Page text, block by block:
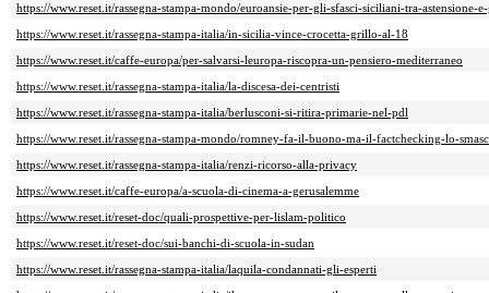
https://www.reset.it/rassegna-stampa-mondo/euroansie-per-gli-sfasci-siciliani-tra-astensione-
https://www.reset.it/rassegna-stampa-italia/in-sicilia-vince-crocetta-grillo-al-18
https://www.reset.it/caffe-europa/per-salvarsi-leuropa-riscopra-un-pensiero-mediterraneo
https://www.reset.it/rassegna-stampa-italia/la-discesa-dei-centristi
https://www.reset.it/rassegna-stampa-italia/berlusconi-si-ritira-primarie-nel-pdl
https://www.reset.it/rassegna-stampa-mondo/romney-fa-il-buono-ma-il-factchecking-lo-
https://www.reset.it/rassegna-stampa-italia/renzi-ricorso-alla-privacy
https://www.reset.it/caffe-europa/a-scuola-di-cinema-a-gerusalemme
https://www.reset.it/reset-doc/quali-prospettive-per-lislam-politico
https://www.reset.it/reset-doc/sui-banchi-di-scuola-in-sudan
https://www.reset.it/rassegna-stampa-italia/laquila-condannati-gli-esperti